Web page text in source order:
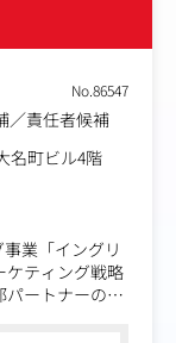
務の基礎を習
業務へステッ
PDCAを回せ
実績あり
No.86547
／責任者候補
名町ビル4階
業「イングリ
ケティング戦略
ートナーのデ